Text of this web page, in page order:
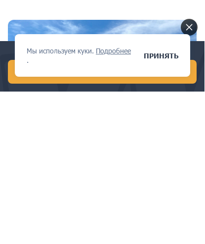
Мы используем куки. Подробнее
.
ПРИНЯТЬ
Conduct a global AI search in 1 min!